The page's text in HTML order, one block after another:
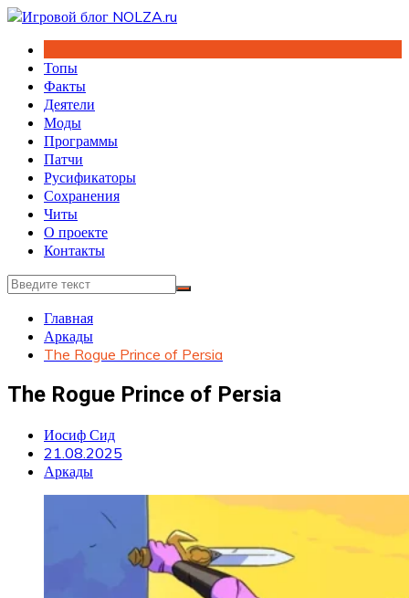
Перейти
содержимому
Топы
Факты
Деятели
Моды
Программы
Патчи
Русификаторы
Сохранения
Читы
О проекте
Контакты
Главная
Аркады
The Rogue Prince of Persia
The Rogue Prince of Persia
Иосиф Сид
21.08.2025
Аркады